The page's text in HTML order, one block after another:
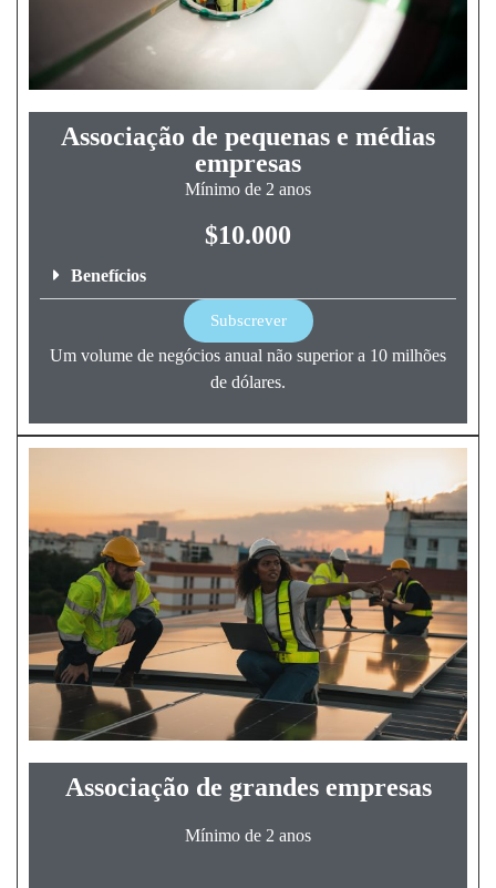
Associação de pequenas e médias
empresas
Mínimo de 2 anos
$10.000
Benefícios
Subscrever
Um volume de negócios anual não superior a 10 milhões
de dólares.
Associação de grandes empresas
Mínimo de 2 anos